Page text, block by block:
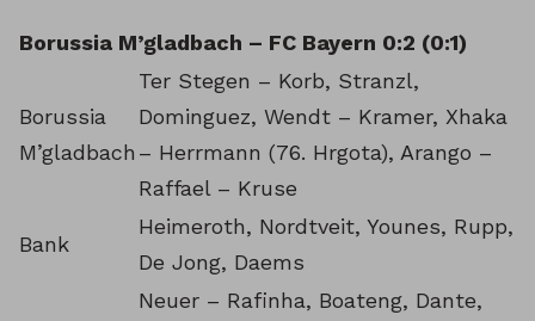
Borussia M’gladbach – FC Bayern 0:2 (0:1)
Borussia
M’gladbach
Ter Stegen – Korb, Stranzl,
Dominguez, Wendt – Kramer, Xhaka
– Herrmann (76. Hrgota), Arango –
Raffael – Kruse
Bank
Heimeroth, Nordtveit, Younes, Rupp,
De Jong, Daems
Neuer – Rafinha, Boateng, Dante,